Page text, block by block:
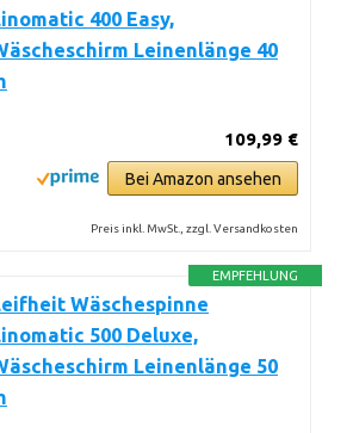
400 Easy,
Leinenlänge 40
109,99 €
Bei Amazon ansehen
Preis inkl. MwSt., zzgl. Versandkosten
EMPFEHLUNG
Wäschespinne
500 Deluxe,
Leinenlänge 50